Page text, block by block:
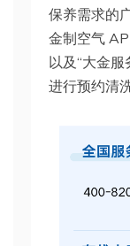
保养需求的
金制空气
以及“大金
进行预约清